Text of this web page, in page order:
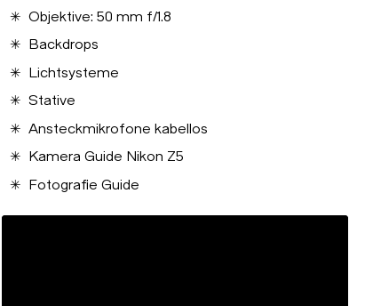
Objektive: 50 mm f/1.8
Backdrops
Lichtsysteme
Stative
Ansteckmikrofone kabellos
Kamera Guide Nikon Z5
Fotografie Guide